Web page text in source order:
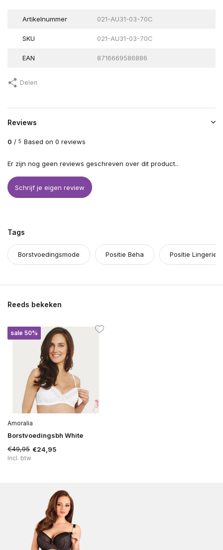
Artikelnummer 021-AU31-03-70C
SKU 021-AU31-03-70C
EAN 8716669586886
Delen
Reviews
0 / 5 Based on 0 reviews
Er zijn nog geen reviews geschreven over dit product..
Schrijf je eigen review
Tags
Borstvoedingsmode Positie Beha Positie Lingerie
Reeds bekeken
sale 50%
Amoralia
Borstvoedingsbh White
€49,95 €24,95
Incl. btw